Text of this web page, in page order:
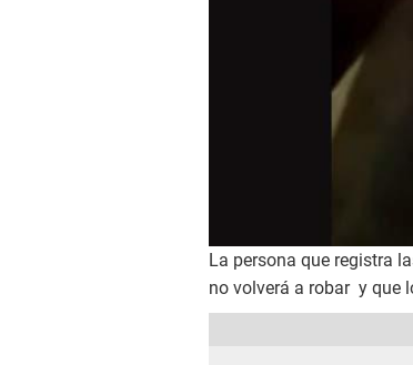
La persona que registra
no volverá a robar y que